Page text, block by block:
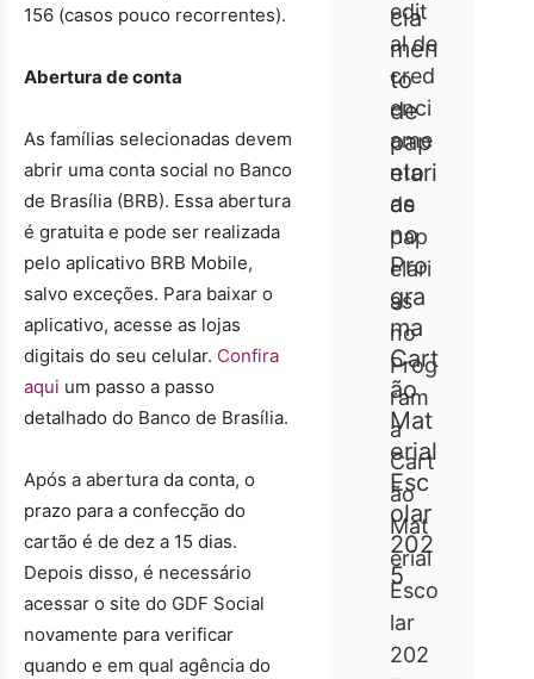
edit
al de
cred
enci
ame
nto
de
pap
elari
as
no
Prog
ram
a
Cart
ão
Mat
erial
Esco
lar
202
156 (casos pouco recorrentes).
Abertura de conta
As famílias selecionadas devem
abrir uma conta social no Banco
de Brasília (BRB). Essa abertura
é gratuita e pode ser realizada
pelo aplicativo BRB Mobile,
salvo exceções. Para baixar o
aplicativo, acesse as lojas
digitais do seu celular. Confira
aqui um passo a passo
detalhado do Banco de Brasília.
Após a abertura da conta, o
prazo para a confecção do
cartão é de dez a 15 dias.
Depois disso, é necessário
acessar o site do GDF Social
novamente para verificar
quando e em qual agência do